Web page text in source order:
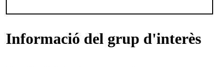
Informació del grup d'interès